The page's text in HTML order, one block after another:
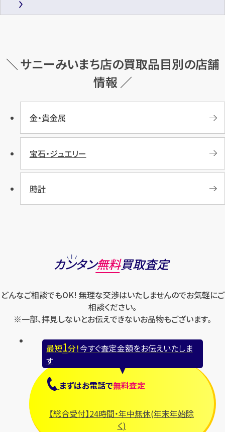
＼ サニーみいまち店の買取品目別の店舗
情報 ／
金・貴金属
宝石・ジュエリー
時計
カンタン無料買取査定
どんなご相談でもOK! 無理な交渉はいたしませんのでお気軽にご
相談ください。
※一部、拝見しないとお伝えできないお品物もございます。
最短1分！今すぐ査定金額をお伝えいたしま
す
まずはお電話で無料査定
【総合受付】24時間・年中無休(年末年始除
く)